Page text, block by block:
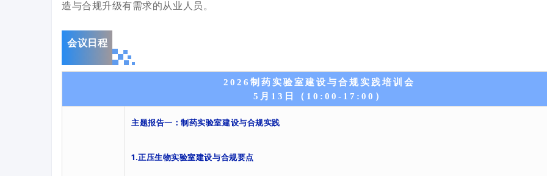
造与合规升级有需求的从业人员。
会议日程
2026制药实验室建设与合规实践培训会
5月13日（10:00-17:00）
主题报告一 ：制药实验室建设与合规实践
1.正压生物实验室建设与合规要点